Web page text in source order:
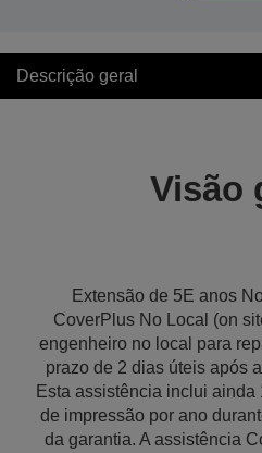
Descrição geral
Visão
Extensão de 5E anos
CoverPlus No Local (on
engenheiro no local para
prazo de 2 dias úteis após
Esta assistência inclui
de impressão por ano
da garantia. A assistência